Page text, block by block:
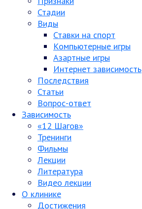
Стадии
Виды
Ставки на спорт
Компьютерные игры
Азартные игры
Интернет зависимость
Последствия
Статьи
Вопрос-ответ
Зависимость
«12 Шагов»
Тренинги
Фильмы
Лекции
Литература
Видео лекции
О клинике
Достижения